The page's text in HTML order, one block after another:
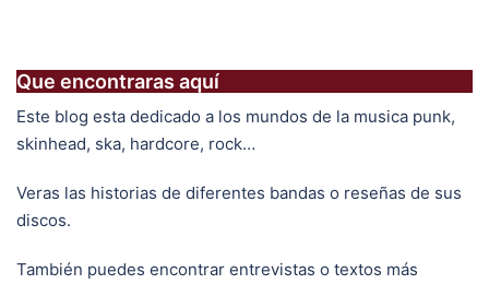
Que encontraras aquí
Este blog esta dedicado a los mundos de la musica punk,
skinhead, ska, hardcore, rock…
Veras las historias de diferentes bandas o reseñas de sus
discos.
También puedes encontrar entrevistas o textos más